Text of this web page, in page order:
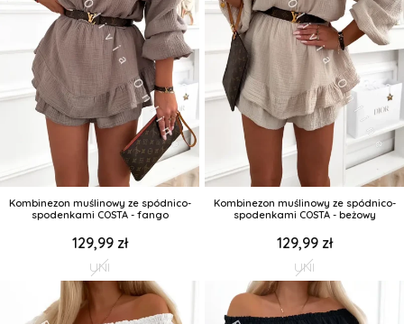
Kombinezon muślinowy ze spódnico-
spodenkami COSTA - fango
129,99 zł
UNI
Kombinezon muślinowy ze spódnico-
spodenkami COSTA - beżowy
129,99 zł
UNI